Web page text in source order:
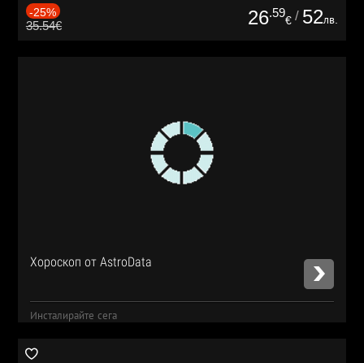
-25%
35.54€ 26.59
€ / 52лв.
Хороскоп от AstroData
Инсталирайте сега